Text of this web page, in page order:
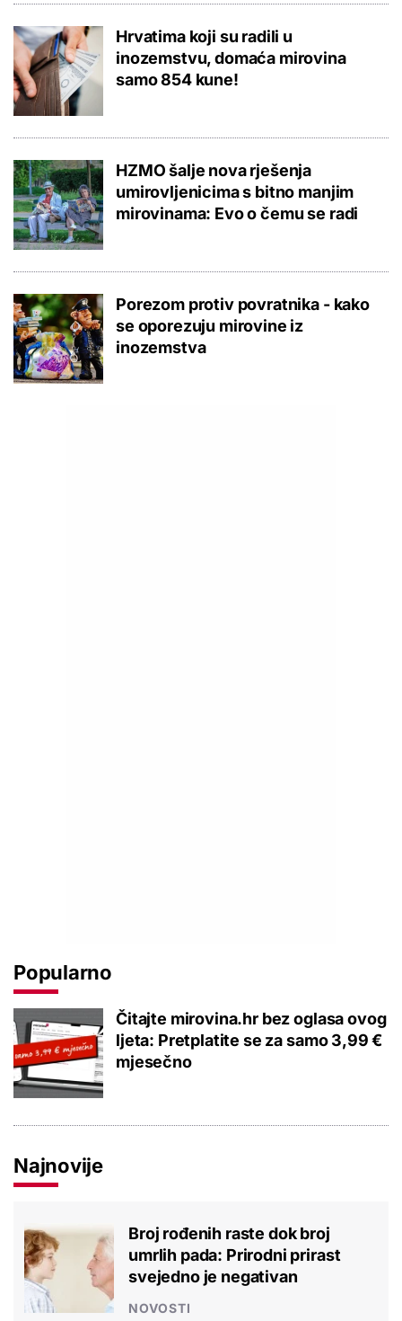
Hrvatima koji su radili u
inozemstvu, domaća mirovina
samo 854 kune!
HZMO šalje nova rješenja
umirovljenicima s bitno manjim
mirovinama: Evo o čemu se radi
Porezom protiv povratnika - kako
se oporezuju mirovine iz
inozemstva
Popularno
Čitajte mirovina.hr bez oglasa ovog
ljeta: Pretplatite se za samo 3,99 €
mjesečno
Najnovije
Broj rođenih raste dok broj
umrlih pada: Prirodni prirast
svejedno je negativan
NOVOSTI